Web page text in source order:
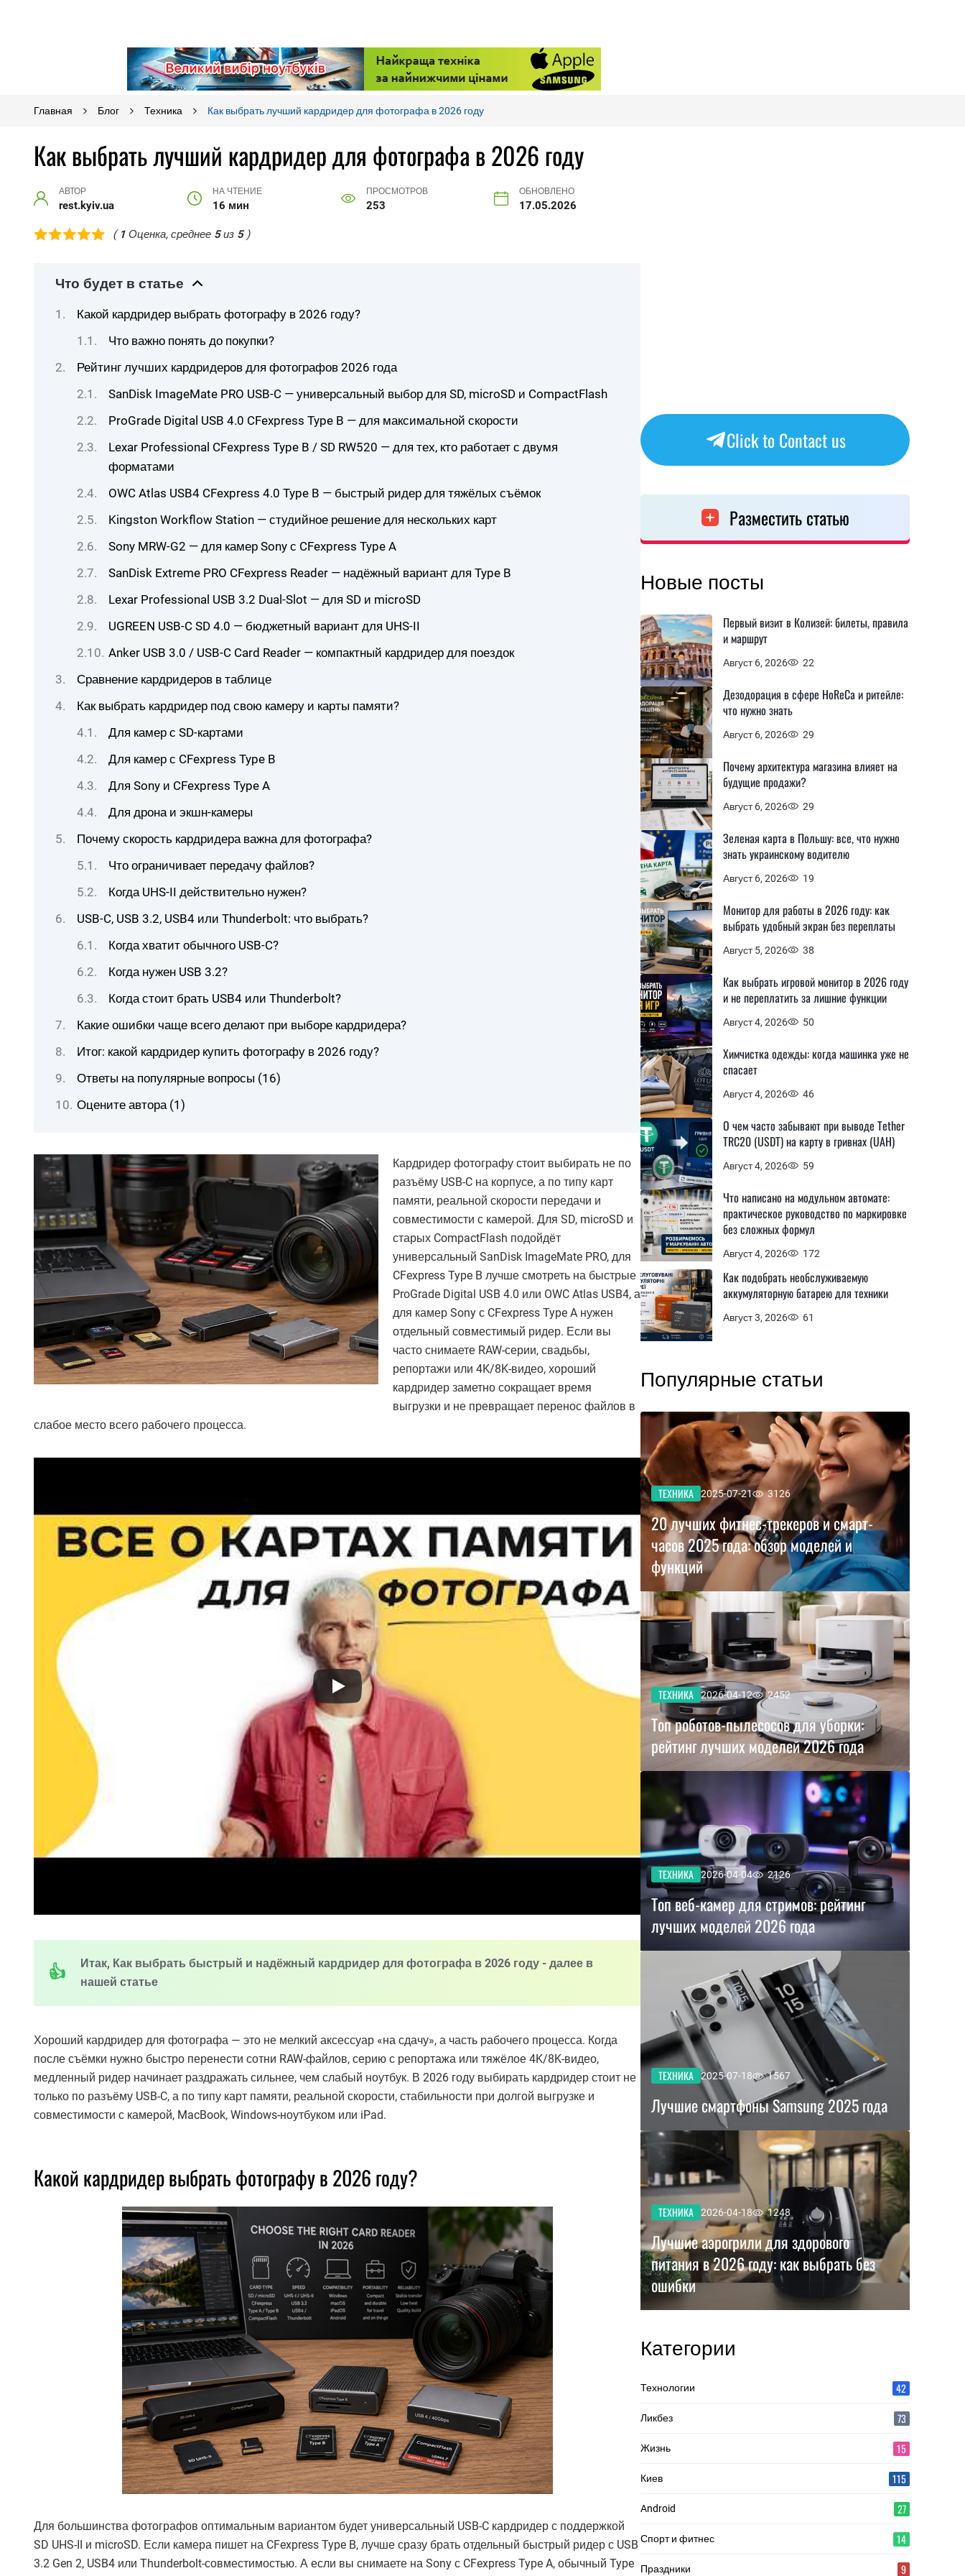
Главная Блог Техника Как выбрать лучший кардридер для фотографа в 2026 году
Как выбрать лучший кардридер для фотографа в 2026 году
АВТОР
rest.kyiv.ua
НА ЧТЕНИЕ
16 мин
ПРОСМОТРОВ
253
ОБНОВЛЕНО
17.05.2026
( 1 Оценка, среднее 5из 5)
Что будет в статье
Какой кардридер выбрать фотографу в 2026 году?
Что важно понять до покупки?
Рейтинг лучших кардридеров для фотографов 2026 года
SanDisk ImageMate PRO USB-C — универсальный выбор для SD, microSD и CompactFlash
ProGrade Digital USB 4.0 CFexpress Type B — для максимальной скорости
Lexar Professional CFexpress Type B / SD RW520 — для тех, кто работает с двумя
форматами
OWC Atlas USB4 CFexpress 4.0 Type B — быстрый ридер для тяжёлых съёмок
Kingston Workflow Station — студийное решение для нескольких карт
Sony MRW-G2 — для камер Sony с CFexpress Type A
SanDisk Extreme PRO CFexpress Reader — надёжный вариант для Type B
Lexar Professional USB 3.2 Dual-Slot — для SD и microSD
UGREEN USB-C SD 4.0 — бюджетный вариант для UHS-II
Anker USB 3.0 / USB-C Card Reader — компактный кардридер для поездок
Сравнение кардридеров в таблице
Как выбрать кардридер под свою камеру и карты памяти?
Для камер с SD-картами
Для камер с CFexpress Type B
Для Sony и CFexpress Type A
Для дрона и экшн-камеры
Почему скорость кардридера важна для фотографа?
Что ограничивает передачу файлов?
Когда UHS-II действительно нужен?
USB-C, USB 3.2, USB4 или Thunderbolt: что выбрать?
Когда хватит обычного USB-C?
Когда нужен USB 3.2?
Когда стоит брать USB4 или Thunderbolt?
Какие ошибки чаще всего делают при выборе кардридера?
Итог: какой кардридер купить фотографу в 2026 году?
Ответы на популярные вопросы (16)
Оцените автора (1)
Кардридер фотографу стоит выбирать не по
разъёму USB-C на корпусе, а по типу карт
памяти, реальной скорости передачи и
совместимости с камерой. Для SD, microSD и
старых CompactFlash подойдёт
универсальный SanDisk ImageMate PRO, для
CFexpress Type B лучше смотреть на быстрые
ProGrade Digital USB 4.0 или OWC Atlas USB4, а
для камер Sony с CFexpress Type A нужен
отдельный совместимый ридер. Если вы
часто снимаете RAW-серии, свадьбы,
репортажи или 4K/8K-видео, хороший
кардридер заметно сокращает время
выгрузки и не превращает перенос файлов в
слабое место всего рабочего процесса.
Итак, Как выбрать быстрый и надёжный кардридер для фотографа в 2026 году - далее в
нашей статье
Хороший кардридер для фотографа — это не мелкий аксессуар «на сдачу», а часть рабочего процесса. Когда
после съёмки нужно быстро перенести сотни RAW-файлов, серию с репортажа или тяжёлое 4K/8K-видео,
медленный ридер начинает раздражать сильнее, чем слабый ноутбук. В 2026 году выбирать кардридер стоит не
только по разъёму USB-C, а по типу карт памяти, реальной скорости, стабильности при долгой выгрузке и
совместимости с камерой, MacBook, Windows-ноутбуком или iPad.
Какой кардридер выбрать фотографу в 2026 году?
Для большинства фотографов оптимальным вариантом будет универсальный USB-C кардридер с поддержкой
SD UHS-II и microSD. Если камера пишет на CFexpress Type B, лучше сразу брать отдельный быстрый ридер с USB
3.2 Gen 2, USB4 или Thunderbolt-совместимостью. А если вы снимаете на Sony с CFexpress Type A, обычный Type
Click to Contact us
Разместить статью
Новые посты
Август 6, 2026 22
Первый визит в Колизей: билеты, правила
и маршрут
Август 6, 2026 29
Дезодорация в сфере HoReCa и ритейле:
что нужно знать
Август 6, 2026 29
Почему архитектура магазина влияет на
будущие продажи?
Август 6, 2026 19
Зеленая карта в Польшу: все, что нужно
знать украинскому водителю
Август 5, 2026 38
Монитор для работы в 2026 году: как
выбрать удобный экран без переплаты
Август 4, 2026 50
Как выбрать игровой монитор в 2026 году
и не переплатить за лишние функции
Август 4, 2026 46
Химчистка одежды: когда машинка уже не
спасает
Август 4, 2026 59
О чем часто забывают при выводе Tether
TRC20 (USDT) на карту в гривнах (UAH)
Август 4, 2026 172
Что написано на модульном автомате:
практическое руководство по маркировке
без сложных формул
Август 3, 2026 61
Как подобрать необслуживаемую
аккумуляторную батарею для техники
Популярные статьи
ТЕХНИКА 2025-07-21 3126
20 лучших фитнес-трекеров и смарт-
часов 2025 года: обзор моделей и
функций
ТЕХНИКА 2026-04-12 2452
Топ роботов-пылесосов для уборки:
рейтинг лучших моделей 2026 года
ТЕХНИКА 2026-04-04 2126
Топ веб-камер для стримов: рейтинг
лучших моделей 2026 года
ТЕХНИКА 2025-07-18 1567
Лучшие смартфоны Samsung 2025 года
ТЕХНИКА 2026-04-18 1248
Лучшие аэрогрили для здорового
питания в 2026 году: как выбрать без
ошибки
Категории
Технологии 42
Ликбез 73
Жизнь 15
Киев 115
Android 27
Спорт и фитнес 14
Праздники 9